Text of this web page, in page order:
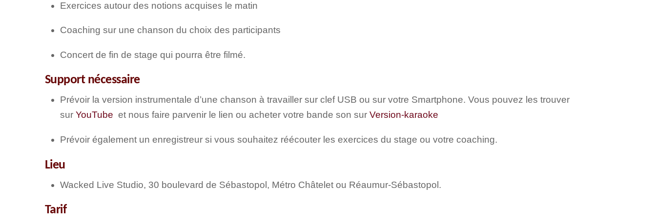
Exercices autour des notions acquises le matin
Coaching sur une chanson du choix des participants
Concert de fin de stage qui pourra être filmé.
Support nécessaire
Prévoir la version instrumentale d’une chanson à travailler sur clef USB ou sur votre Smartphone. Vous pouvez les trouver
sur YouTube et nous faire parvenir le lien ou acheter votre bande son sur Version-karaoke
Prévoir également un enregistreur si vous souhaitez réécouter les exercices du stage ou votre coaching.
Lieu
Wacked Live Studio, 30 boulevard de Sébastopol, Métro Châtelet ou Réaumur-Sébastopol.
Tarif